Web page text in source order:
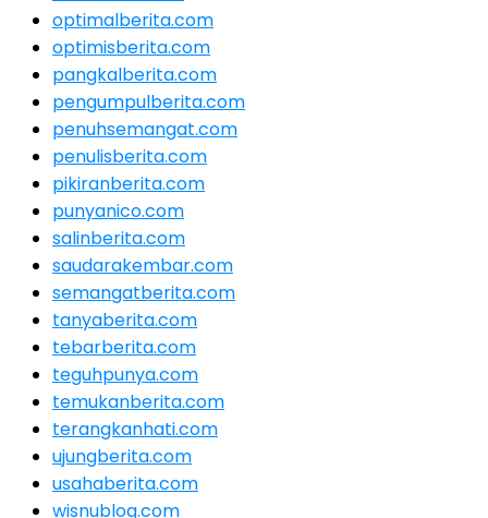
optimalberita.com
optimisberita.com
pangkalberita.com
pengumpulberita.com
penuhsemangat.com
penulisberita.com
pikiranberita.com
punyanico.com
salinberita.com
saudarakembar.com
semangatberita.com
tanyaberita.com
tebarberita.com
teguhpunya.com
temukanberita.com
terangkanhati.com
ujungberita.com
usahaberita.com
wisnublog.com